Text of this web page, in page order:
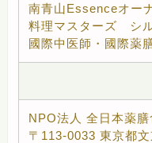
南青山Essenceオー
料理マスターズ シ
國際中医師・國際薬
NPO法人 全日本薬
〒113-0033 東京都